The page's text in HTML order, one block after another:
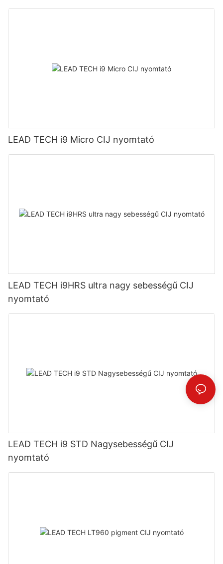
LEAD TECH i9 Micro CIJ nyomtató
LEAD TECH i9HRS ultra nagy sebességű CIJ
nyomtató
LEAD TECH i9 STD Nagysebességű CIJ
nyomtató